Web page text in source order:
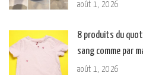
août 1, 2026
8 produits du
sang comme par
août 1, 2026